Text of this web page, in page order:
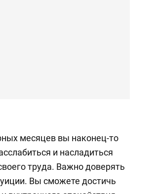
месяцев вы наконец-то
и насладиться
труда. Важно доверять
Вы сможете достичь